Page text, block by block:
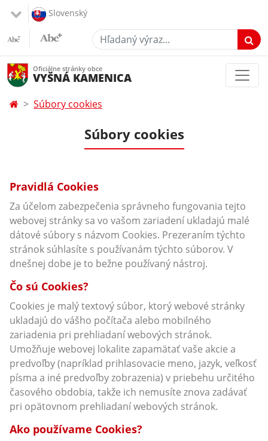
Slovenský
Hľadaný výraz...
Oficiálne stránky obce
VYŠNÁ KAMENICA
Súbory cookies
Súbory cookies
Pravidlá Cookies
Za účelom zabezpečenia správneho fungovania tejto
webovej stránky sa vo vašom zariadení ukladajú malé
dátové súbory s názvom Cookies. Prezeraním týchto
stránok súhlasíte s používanám týchto súborov. V
dnešnej dobe je to bežne používaný nástroj.
Čo sú Cookies?
Cookies je malý textový súbor, ktorý webové stránky
ukladajú do vášho počítača alebo mobilného
zariadenia pri prehliadaní webových stránok.
Umožňuje webovej lokalite zapamätať vaše akcie a
predvoľby (napríklad prihlasovacie meno, jazyk, veľkosť
písma a iné predvoľby zobrazenia) v priebehu určitého
časového obdobia, takže ich nemusíte znova zadávať
pri opätovnom prehliadaní webových stránok.
Ako používame Cookies?